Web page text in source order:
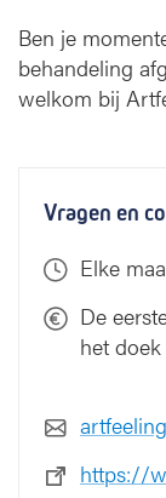
Ben je
behandeling
welkom bij
Vragen en
Elke
De
het
https://